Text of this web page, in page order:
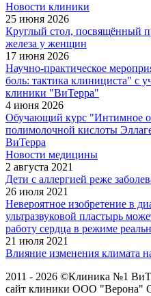
Новости клиники
25 июня 2026
Круглый стол, посвящённый
железа у женщин
17 июня 2026
Научно-практическое
боль: тактика клинициста" с
клиники "ВиТерра"
4 июня 2026
Обучающий курс "Интимное
полимолочной кислоты
ВиТерра
Новости медицины
2 августа 2021
Дети с аллергией реже
26 июля 2021
Невероятное изобретение в
ультразвуковой пластырь
работу сердца в режиме
21 июля 2021
Влияние изменения климата
2011 - 2026 ©Клиника №1
сайт клиники ООО "Верона"